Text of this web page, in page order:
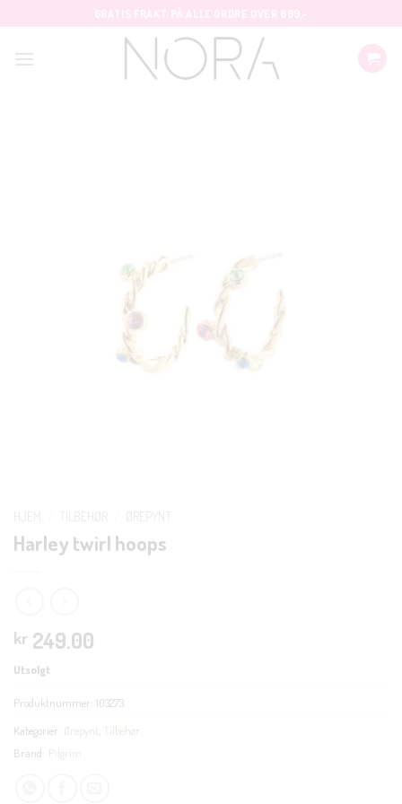
Harley twirl hoops
kr 249.00
Utsolgt
Produktnummer: 103273
Kategorier: Ørepynt Tilbehør
Brand: Pilgrim